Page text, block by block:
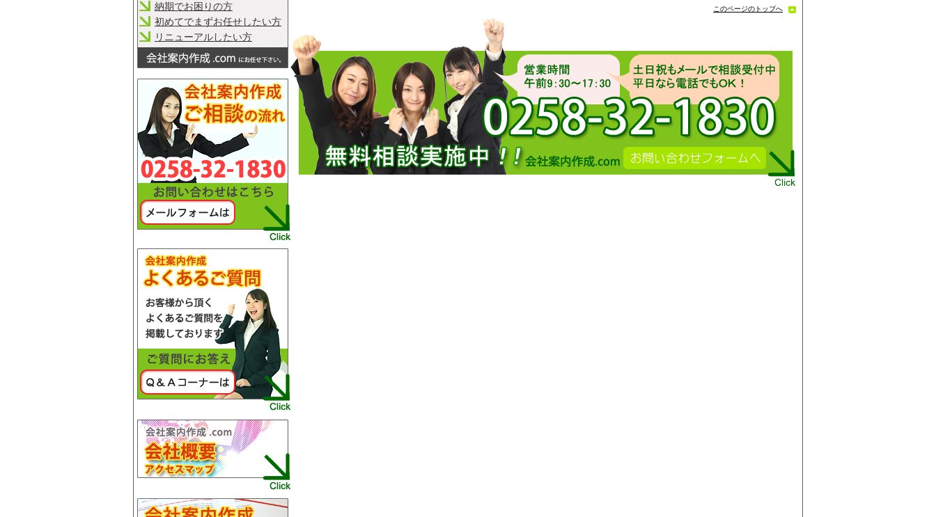
このページのトップへ
納期でお困りの方
初めてでまずお任せしたい方
リニューアルしたい方